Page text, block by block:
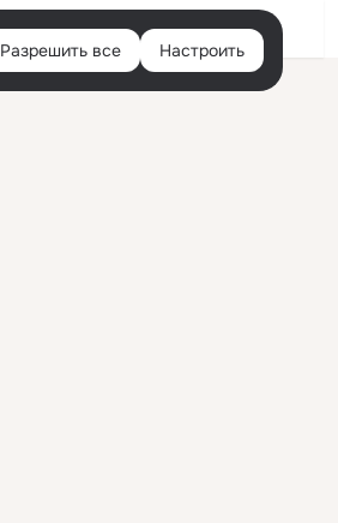
Войти
Разрешить все Настроить